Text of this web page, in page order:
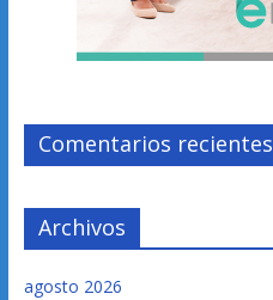
Comentarios recientes
Archivos
agosto 2026